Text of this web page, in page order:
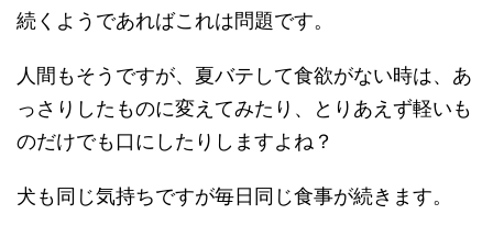
続くようであればこれは問題です。
人間もそうですが、夏バテして食欲がない時は、あ
っさりしたものに変えてみたり、とりあえず軽いも
のだけでも口にしたりしますよね？
犬も同じ気持ちですが毎日同じ食事が続きます。